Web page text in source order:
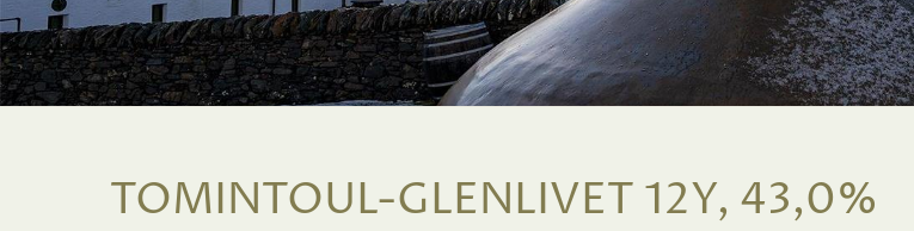
TOMINTOUL-GLENLIVET 12Y, 43,0%